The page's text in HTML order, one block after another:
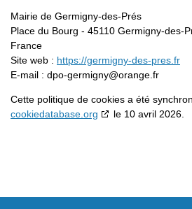
Mairie de Germigny-des-Prés
Place du Bourg - 45110 Germigny-des-
France
Site web : https://germigny-des-pres.fr
E-mail : dpo-germigny@orange.fr
Cette politique de cookies a été
cookiedatabase.org
le 10 avril 2026.